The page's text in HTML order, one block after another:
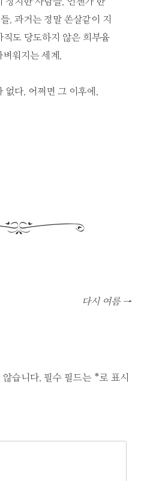
. 과거는 정말 쏜살같이 지
도 당도하지 않은 희부윰
워지는 세계.
없다. 어쩌면 그 이후에.
다시 여름 →
습니다. 필수 필드는 * 로 표시